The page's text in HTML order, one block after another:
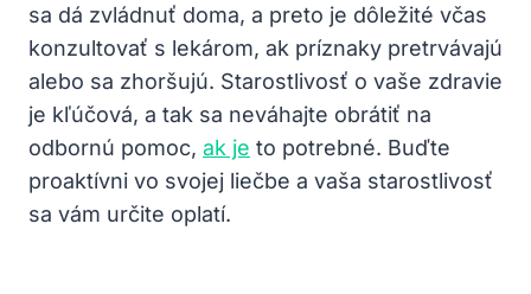
‌sa dá zvládnuť doma, a preto‍ je dôležité⁤ včas
konzultovať s ⁤lekárom,​ ak príznaky pretrvávajú
alebo sa zhoršujú. Starostlivosť o vaše zdravie
je kľúčová, a tak sa neváhajte obrátiť na​
odbornú pomoc,⁢ ak je to potrebné. Buďte‍
proaktívni vo⁢ svojej liečbe ⁢a‌ vaša starostlivosť
sa⁤ vám​ určite ‌oplatí.